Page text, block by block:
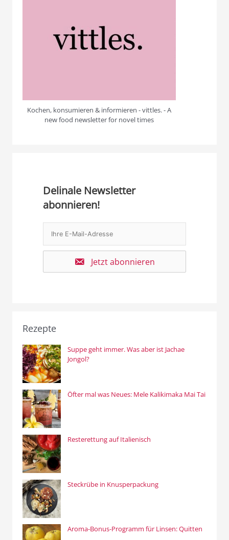
Kochen, konsumieren & informieren - vittles. - A
new food newsletter for novel times
Delinale Newsletter
abonnieren!
Jetzt abonnieren
Rezepte
Suppe geht immer. Was aber ist Jachae
Jongol?
Öfter mal was Neues: Mele Kalikimaka Mai Tai
Resterettung auf Italienisch
Steckrübe in Knusperpackung
Aroma-Bonus-Programm für Linsen: Quitten